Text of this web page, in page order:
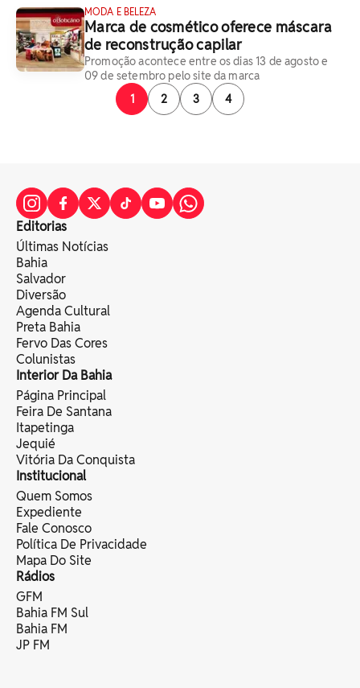
MODA E BELEZA
Marca de cosmético oferece máscara
de reconstrução capilar
Promoção acontece entre os dias 13 de agosto e
09 de setembro pelo site da marca
1
2 3 4
Editorias
Últimas Notícias
Bahia
Salvador
Diversão
Agenda Cultural
Preta Bahia
Fervo Das Cores
Colunistas
Interior Da Bahia
Página Principal
Feira De Santana
Itapetinga
Jequié
Vitória Da Conquista
Institucional
Quem Somos
Expediente
Fale Conosco
Política De Privacidade
Mapa Do Site
Rádios
GFM
Bahia FM Sul
Bahia FM
JP FM